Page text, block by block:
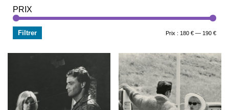
PRIX
Prix
Prix
Filtrer Prix : 180 € — 190 €